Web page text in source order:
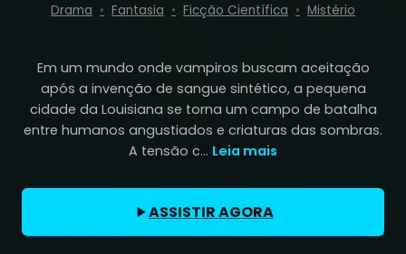
Drama Fantasia Ficção Científica Mistério
Em um mundo onde vampiros buscam aceitação
após a invenção de sangue sintético, a pequena
cidade da Louisiana se torna um campo de batalha
entre humanos angustiados e criaturas das sombras.
A tensão c... Leia mais
ASSISTIR AGORA